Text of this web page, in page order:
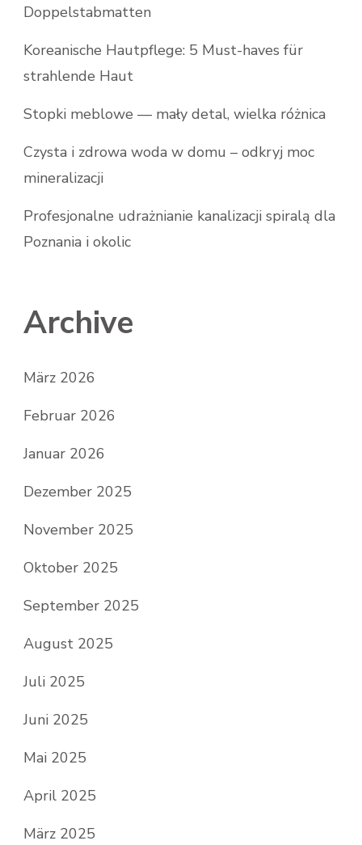
Doppelstabmatten
Koreanische Hautpflege: 5 Must-haves für
strahlende Haut
Stopki meblowe — mały detal, wielka różnica
Czysta i zdrowa woda w domu – odkryj moc
mineralizacji
Profesjonalne udrażnianie kanalizacji spiralą dla
Poznania i okolic
Archive
März 2026
Februar 2026
Januar 2026
Dezember 2025
November 2025
Oktober 2025
September 2025
August 2025
Juli 2025
Juni 2025
Mai 2025
April 2025
März 2025